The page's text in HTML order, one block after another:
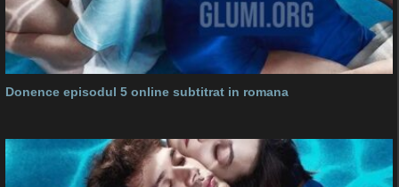
Donence episodul 5 online subtitrat in romana